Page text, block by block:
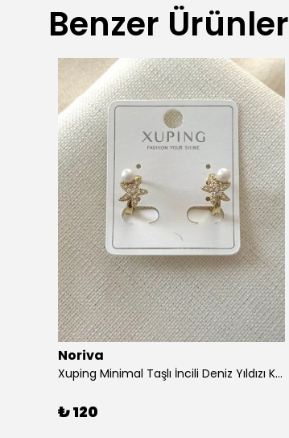
Benzer Ürünler
Noriva
Xuping Minimal Taşlı İncili Deniz Yıldızı Küpe
₺ 120